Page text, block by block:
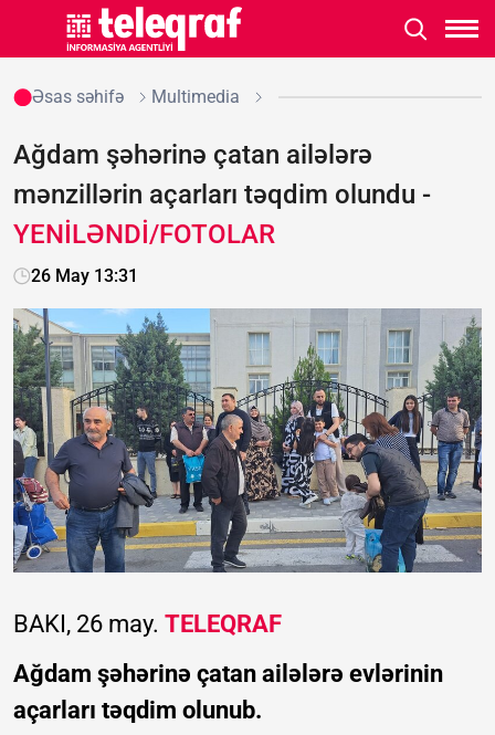
Əsas səhifə Multimedia
Ağdam şəhərinə çatan ailələrə
mənzillərin açarları təqdim olundu -
YENİLƏNDİ/FOTOLAR
26 May 13:31
BAKI, 26 may. TELEQRAF
Ağdam şəhərinə çatan ailələrə evlərinin
açarları təqdim olunub.